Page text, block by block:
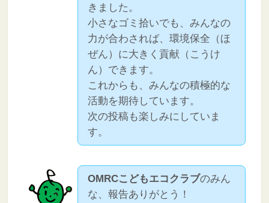
きました。
小さなゴミ拾いでも、みんなの
力が合わされば、環境保全（ほ
ぜん）に大きく貢献（こうけ
ん）できます。
これからも、みんなの積極的な
活動を期待しています。
次の投稿も楽しみにしていま
す。
OMRCこどもエコクラブのみん
な、報告ありがとう！